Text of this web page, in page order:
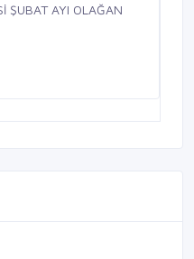
ŞUBAT AYI OLAĞAN